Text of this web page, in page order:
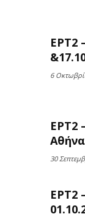
ΕΡΤ2
6
ΕΡΤ2
30
ΕΡΤ2